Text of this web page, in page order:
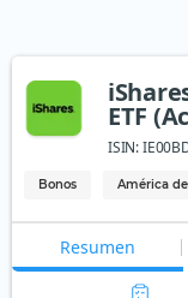
ETF
ISIN:
Bonos América
Resumen